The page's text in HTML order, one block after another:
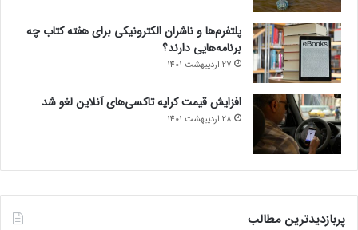
سکته مغزی
پلتفرم‌ها و ناشران الکترونیکی برای هفته کتاب چه
برنامه‌هایی دارند؟
27 اردیبهشت 1401
افزایش قیمت کرایه تاکسی‌های آنلاین لغو شد
28 اردیبهشت 1401
پربازدیدترین مطالب